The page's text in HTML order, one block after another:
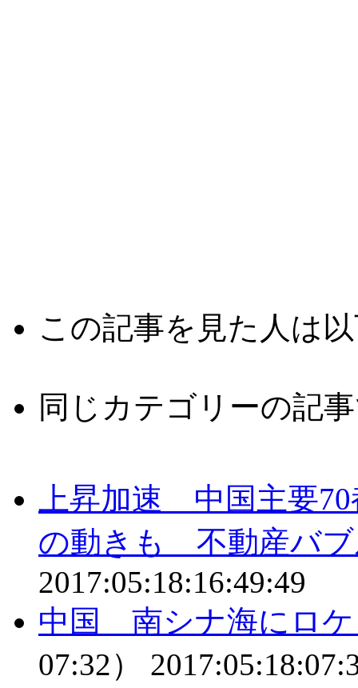
この記事を見た人は
同じカテゴリーの記
上昇加速 中国主要
の動きも 不動産バ
2017:05:18:16:49:49
中国 南シナ海にロケ
07:32）